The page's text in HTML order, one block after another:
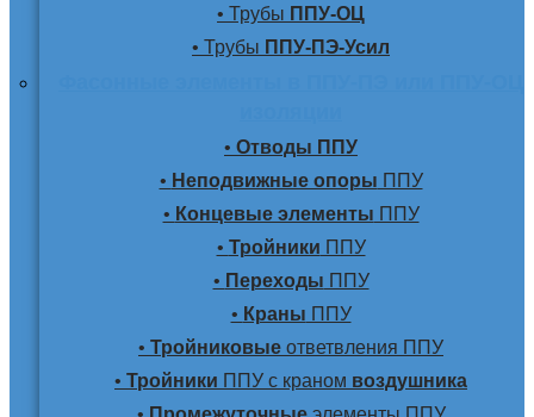
• Трубы ППУ-ОЦ
• Трубы ППУ-ПЭ-Усил
• Отводы ППУ
• Неподвижные опоры ППУ
• Концевые элементы ППУ
• Тройники ППУ
• Переходы ППУ
• Краны ППУ
• Тройниковые ответвления ППУ
• Тройники ППУ с краном воздушника